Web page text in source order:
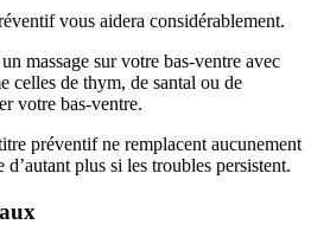
vous aidera considérablement.
massage sur votre bas-ventre avec
celles de thym, de santal ou de
votre bas-ventre.
préventif ne remplacent aucunement
plus si les troubles persistent.